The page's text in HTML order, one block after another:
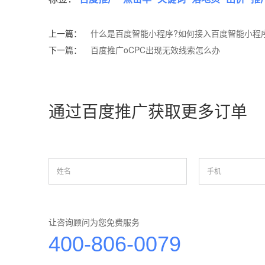
上一篇：
什么是百度智能小程序?如何接入百度智能小程
下一篇：
百度推广oCPC出现无效线索怎么办
通过百度推广获取更多订单
让咨询顾问为您免费服务
400-806-0079